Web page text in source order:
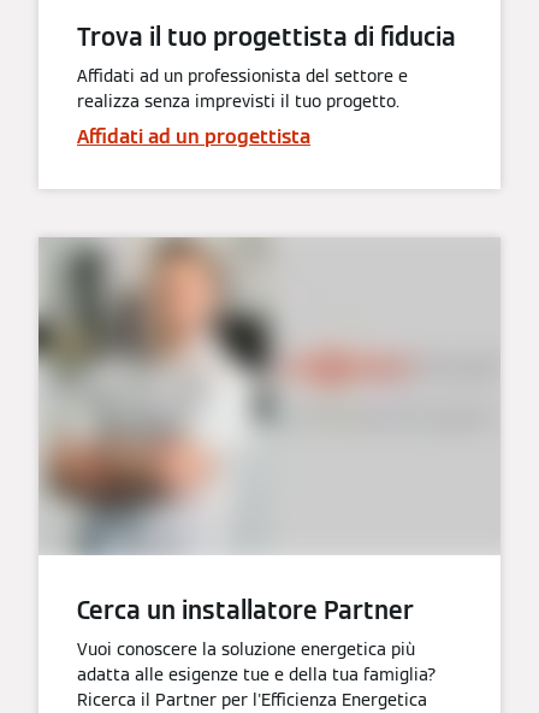
Trova il tuo progettista di fiducia
Affidati ad un professionista del settore e
realizza senza imprevisti il tuo progetto.
Affidati ad un progettista
Cerca un installatore Partner
Vuoi conoscere la soluzione energetica più
adatta alle esigenze tue e della tua famiglia?
Ricerca il Partner per l'Efficienza Energetica